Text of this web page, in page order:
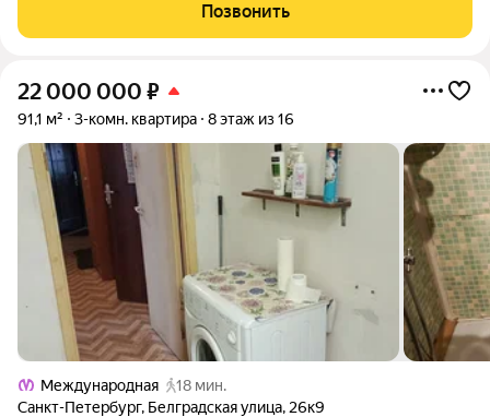
Позвонить
22 000 000 ₽
91,1 м² 3-комн. квартира 8 этаж из 16
Международная
18 мин.
Санкт-Петербург, Белградская улица, 26к9